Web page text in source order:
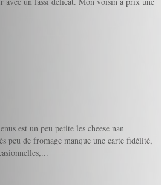
est un peu petite les cheese nan
peu de fromage manque une carte fidélité,